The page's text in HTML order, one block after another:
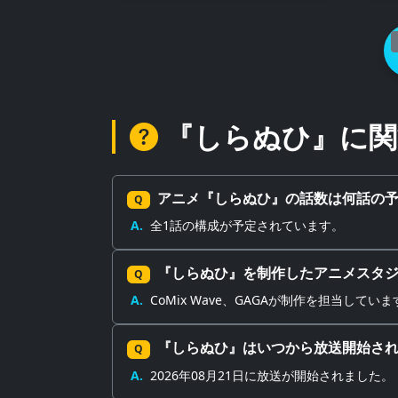
『しらぬひ』に
Q アニメ『しらぬひ』の話数は何話の
A. 全1話の構成が予定されています。
Q 『しらぬひ』を制作したアニメスタ
A. CoMix Wave、GAGAが制作を担当していま
Q 『しらぬひ』はいつから放送開始さ
A. 2026年08月21日に放送が開始されました。